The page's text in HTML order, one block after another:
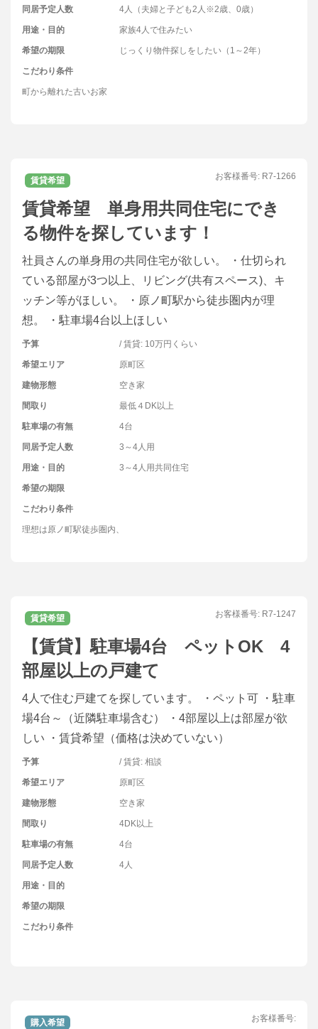
同居予定人数 4人（夫婦と子ども2人※2歳、0歳）
用途・目的 家族4人で住みたい
希望の期限 じっくり物件探しをしたい（1～2年）
こだわり条件
町から離れた古いお家
賃貸希望 お客様番号: R7-1266
賃貸希望 単身用共同住宅にでき
る物件を探しています！
社員さんの単身用の共同住宅が欲しい。 ・仕切られ
ている部屋が3つ以上、リビング(共有スペース)、キ
ッチン等がほしい。 ・原ノ町駅から徒歩圏内が理
想。 ・駐車場4台以上ほしい
予算 / 賃貸: 10万円くらい
希望エリア 原町区
建物形態 空き家
間取り 最低４DK以上
駐車場の有無 4台
同居予定人数 3～4人用
用途・目的 3～4人用共同住宅
希望の期限
こだわり条件
理想は原ノ町駅徒歩圏内、
賃貸希望 お客様番号: R7-1247
【賃貸】駐車場4台 ペットOK 4
部屋以上の戸建て
4人で住む戸建てを探しています。 ・ペット可 ・駐車
場4台～（近隣駐車場含む） ・4部屋以上は部屋が欲
しい ・賃貸希望（価格は決めていない）
予算 / 賃貸: 相談
希望エリア 原町区
建物形態 空き家
間取り 4DK以上
駐車場の有無 4台
同居予定人数 4人
用途・目的
希望の期限
こだわり条件
購入希望 お客様番号: